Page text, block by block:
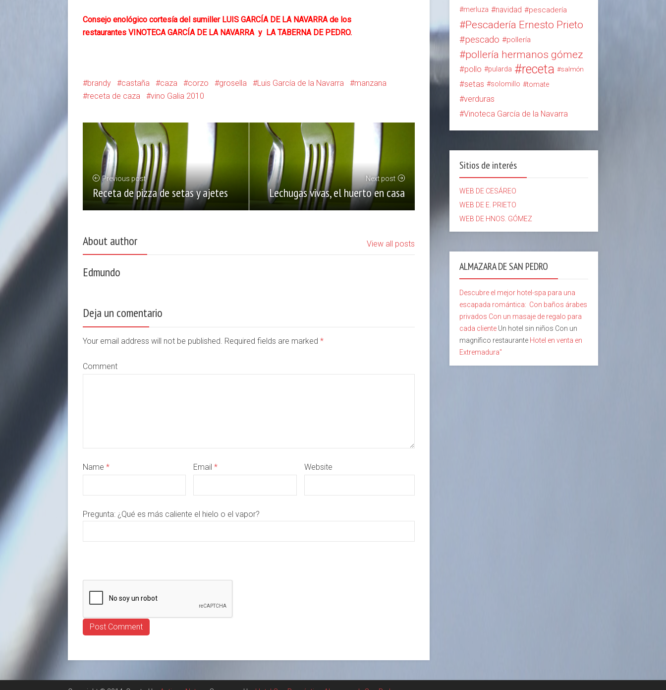
Consejo enológico cortesía del sumiller LUIS GARCÍA DE LA NAVARRA de los
restaurantes VINOTECA GARCÍA DE LA NAVARRA y LA TABERNA DE PEDRO.
brandy castaña caza corzo grosella Luis García de la Navarra
manzana
receta de caza
vino Galia 2010
Previous post
Receta de pizza de setas y ajetes
Next post
Lechugas vivas, el huerto en casa
About author View all posts
Edmundo
Deja un comentario
Your email address will not be published. Required fields are marked *
Comment
Name * Email * Website
Pregunta: ¿Qué es más caliente el hielo o el vapor?
merluza navidad pescadería
Pescadería Ernesto Prieto
pescado pollería
pollería hermanos gómez
pollo pularda receta salmón
setas solomillo tomate
verduras
Vinoteca García de la Navarra
Sitios de interés
WEB DE CESÁREO
WEB DE E. PRIETO
WEB DE HNOS. GÓMEZ
ALMAZARA DE SAN PEDRO
Descubre el mejor hotel-spa para una
escapada romántica: Con baños árabes
privados Con un masaje de regalo para
cada cliente Un hotel sin niños Con un
magnífico restaurante Hotel en venta en
Extremadura"